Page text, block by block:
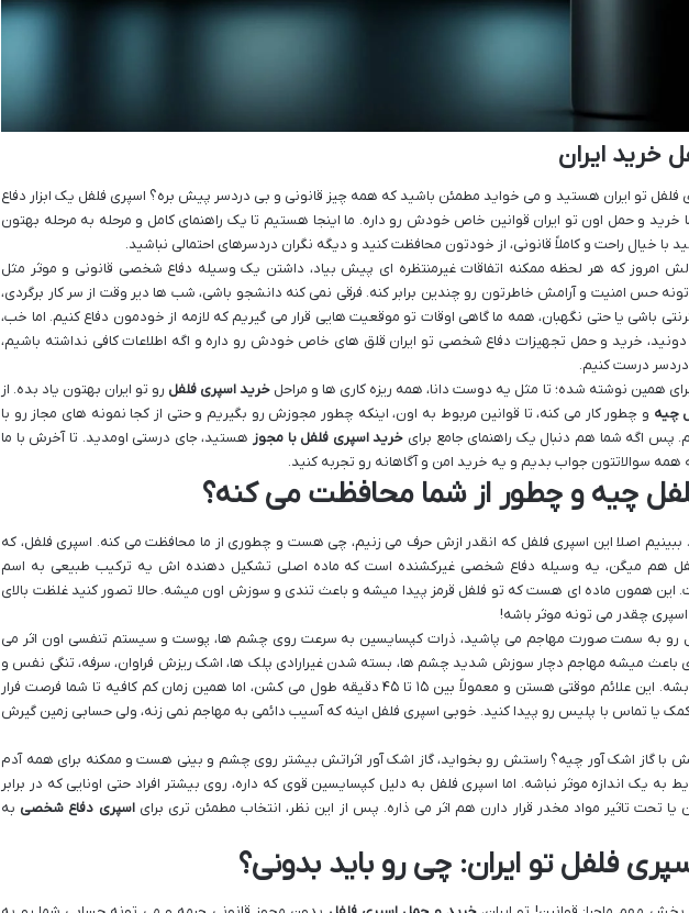
خرید ایران
فلفل تو ایران هستید و می خواید مطمئن باشید که همه چیز قانونی و بی دردسر پیش بره؟ اسپری فلفل یک ابزار دفاع
خرید و حمل اون تو ایران قوانین خاص خودش رو داره. ما اینجا هستیم تا یک راهنمای کامل و مرحله به مرحله بهتون
با خیال راحت و کاملاً قانونی، از خودتون محافظت کنید و دیگه نگران دردسرهای احتمالی نباشید.
امروز که هر لحظه ممکنه اتفاقات غیرمنتظره ای پیش بیاد، داشتن یک وسیله دفاع شخصی قانونی و موثر مثل
حس امنیت و آرامش خاطرتون رو چندین برابر کنه. فرقی نمی کنه دانشجو باشی، شب ها دیر وقت از سر کار برگردی،
باشی یا حتی نگهبان، همه ما گاهی اوقات تو موقعیت هایی قرار می گیریم که لازمه از خودمون دفاع کنیم. اما خب،
خرید و حمل تجهیزات دفاع شخصی تو ایران قلق های خاص خودش رو داره و اگه اطلاعات کافی نداشته باشیم،
درست کنیم.
همین نوشته شده؛ تا مثل یه دوست دانا، همه ریزه کاری ها و مراحل خرید اسپری فلفل رو تو ایران بهتون یاد بده. از
چیه و چطور کار می کنه، تا قوانین مربوط به اون، اینکه چطور مجوزش رو بگیریم و حتی از کجا نمونه های مجاز رو با
پس اگه شما هم دنبال یک راهنمای جامع برای خرید اسپری فلفل با مجوز هستید، جای درستی اومدید. تا آخرش با ما
همه سوالاتتون جواب بدیم و یه خرید امن و آگاهانه رو تجربه کنید.
چیه و چطور از شما محافظت می کنه؟
ببینیم اصلا این اسپری فلفل که انقدر ازش حرف می زنیم، چی هست و چطوری از ما محافظت می کنه. اسپری فلفل، که
هم میگن، یه وسیله دفاع شخصی غیرکشنده است که ماده اصلی تشکیل دهنده اش یه ترکیب طبیعی به اسم
همون ماده ای هست که تو فلفل قرمز پیدا میشه و باعث تندی و سوزش اون میشه. حالا تصور کنید غلظت بالای
چقدر می تونه موثر باشه!
رو به سمت صورت مهاجم می پاشید، ذرات کپسایسین به سرعت روی چشم ها، پوست و سیستم تنفسی اون اثر می
باعث میشه مهاجم دچار سوزش شدید چشم ها، بسته شدن غیرارادی پلک ها، اشک ریزش فراوان، سرفه، تنگی نفس و
حتی حالت تهوع بشه. این علائم موقتی هستن و معمولاً بین ۱۵ تا ۴۵ دقیقه طول می کشن، اما همین زمان کم کافیه تا شما فرصت فرار
یا تماس با پلیس رو پیدا کنید. خوبی اسپری فلفل اینه که آسیب دائمی به مهاجم نمی زنه، ولی حسابی زمین گیرش
با گاز اشک آور چیه؟ راستش رو بخواید، گاز اشک آور اثراتش بیشتر روی چشم و بینی هست و ممکنه برای همه آدم
به یک اندازه موثر نباشه. اما اسپری فلفل به دلیل کپسایسین قوی که داره، روی بیشتر افراد حتی اونایی که در برابر
تحت تاثیر مواد مخدر قرار دارن هم اثر می ذاره. پس از این نظر، انتخاب مطمئن تری برایاسپری دفاع شخصی به
فلفل تو ایران: چی رو باید بدونی؟